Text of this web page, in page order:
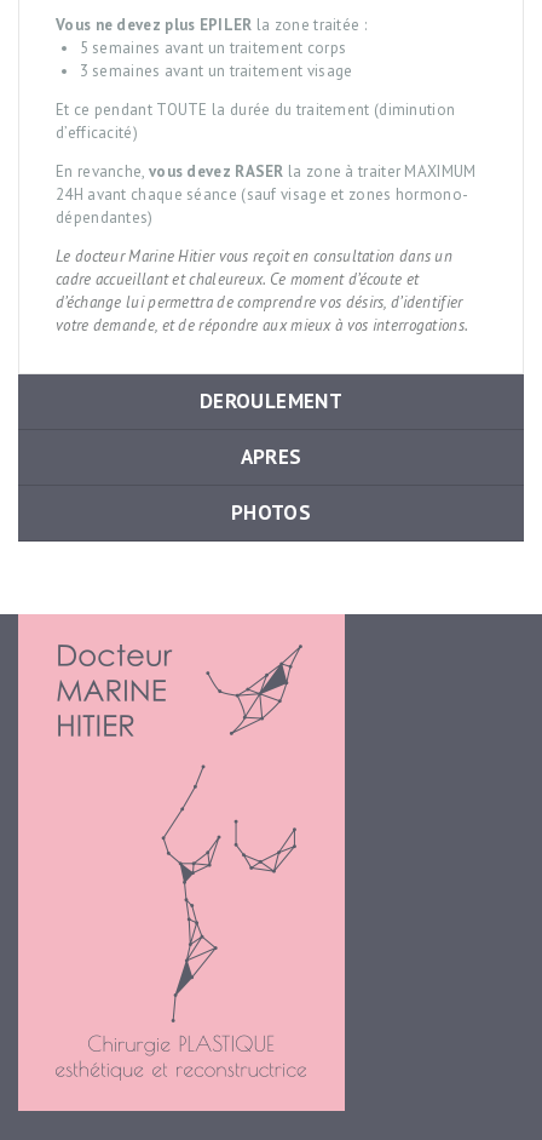
Vous ne devez plus EPILER la zone traitée :
5 semaines avant un traitement corps
3 semaines avant un traitement visage
Et ce pendant TOUTE la durée du traitement (diminution
d’efficacité)
En revanche, vous devez RASER la zone à traiter MAXIMUM
24H avant chaque séance (sauf visage et zones hormono-
dépendantes)
Le docteur Marine Hitier vous reçoit en consultation dans un
cadre accueillant et chaleureux. Ce moment d’écoute et
d’échange lui permettra de comprendre vos désirs, d’identifier
votre demande, et de répondre aux mieux à vos interrogations.
DEROULEMENT
APRES
PHOTOS